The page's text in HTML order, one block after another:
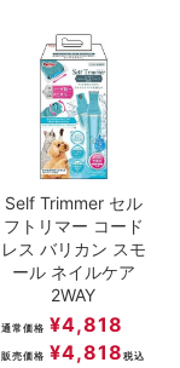
Self Trimmer セル
フトリマー コード
レス バリカン スモ
ール ネイルケア
2WAY
通常価格 ¥4,818
販売価格 ¥4,818 税込